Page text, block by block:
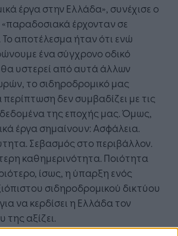
έργα στην Ελλάδα», συνέχισε ο
έρχονταν σε
αποτέλεσμα ήταν ότι ενώ
ένα σύγχρονο οδικό
υστερεί από αυτά άλλων
το σιδηροδρομικό μας
περίπτωση δεν συμβαδίζει με τις
της εποχής μας. Όμως,
έργα σημαίνουν: Ασφάλεια.
Σεβασμός στο περιβάλλον.
καθημερινότητα. Ποιότητα
ίσως, η ύπαρξη ενός
σιδηροδρομικού δικτύου
να κερδίσει η Ελλάδα τον
της αξίζει.